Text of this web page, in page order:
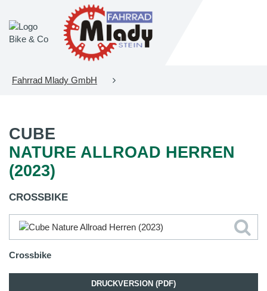
Fahrrad Mlady GmbH
CUBE
NATURE ALLROAD HERREN
(2023)
CROSSBIKE
Crossbike
DRUCKVERSION (PDF)